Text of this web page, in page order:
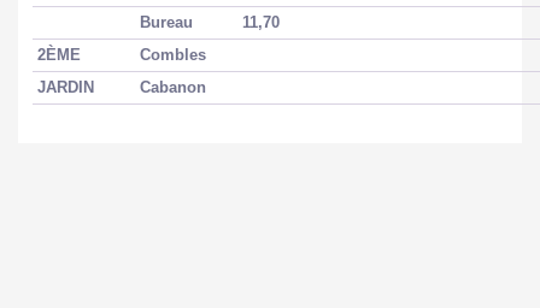
Bureau
11,70
2ÈME
Combles
JARDIN
Cabanon